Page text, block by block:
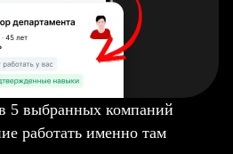
5 выбранных компаний
работать именно там